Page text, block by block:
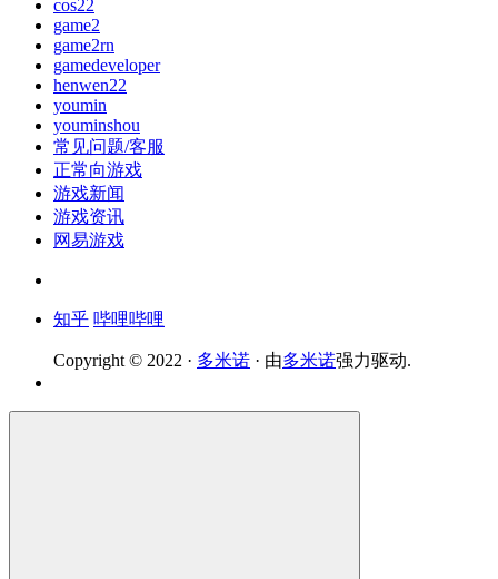
cos22
game2
game2rn
gamedeveloper
henwen22
youmin
youminshou
常见问题/客服
正常向游戏
游戏新闻
游戏资讯
网易游戏
知乎 哔哩哔哩
Copyright © 2022 · 多米诺 · 由多米诺强力驱动.